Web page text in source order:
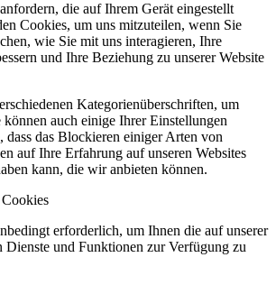
die auf Ihrem Gerät eingestellt
Cookies, um uns mitzuteilen, wenn Sie
wie Sie mit uns interagieren, Ihre
und Ihre Beziehung zu unserer Website
Kategorienüberschriften, um
können auch einige Ihrer Einstellungen
dass das Blockieren einiger Arten von
auf Ihre Erfahrung auf unseren Websites
kann, die wir anbieten können.
erforderlich, um Ihnen die auf unserer
Dienste und Funktionen zur Verfügung zu